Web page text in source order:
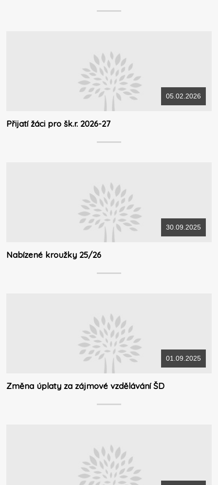
05.02.2026
Přijatí žáci pro šk.r. 2026-27
30.09.2025
Nabízené kroužky 25/26
01.09.2025
Změna úplaty za zájmové vzdělávání ŠD